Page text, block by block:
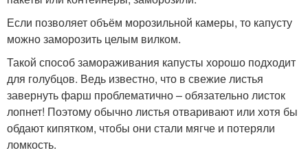
Если позволяет объём морозильной камеры, то капусту
можно заморозить целым вилком.
Такой способ замораживания капусты хорошо подходит
для голубцов. Ведь известно, что в свежие листья
завернуть фарш проблематично – обязательно листок
лопнет! Поэтому обычно листья отваривают или хотя бы
обдают кипятком, чтобы они стали мягче и потеряли
ломкость.